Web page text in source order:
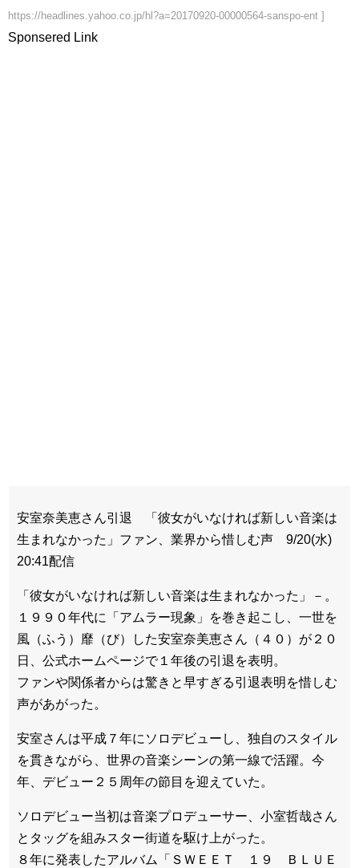
https://headlines.yahoo.co.jp/hl?a=20170920-00000564-sanspo-ent ]
Sponsered Link
安室奈美恵さん引退 「彼女がいなければ新しい音楽は
生まれなかった」ファン、業界から惜しむ声 9/20(水)
20:41配信
「彼女がいなければ新しい音楽は生まれなかった」－。
１９９０年代に「アムラー現象」を巻き起こし、一世を
風（ふう）靡（び）した安室奈美恵さん（４０）が２０
日、公式ホームページで１年後の引退を表明。
ファンや関係者からは驚きと早すぎる引退表明を惜しむ
声があがった。
安室さんは平成７年にソロデビューし、独自のスタイル
を貫きながら、世界の音楽シーンの第一線で活躍。今
年、デビュー２５周年の節目を迎えていた。
ソロデビュー当初は音楽プロデューサー、小室哲哉さん
とタッグを組みスター街道を駆け上がった。
８年に発表したアルバム「ＳＷＥＥＴ １９ ＢＬＵＥ